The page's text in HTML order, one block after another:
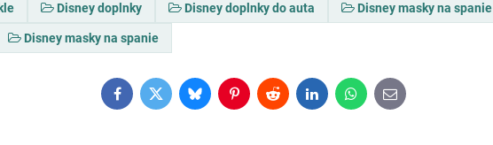
Disney doplnky Disney doplnky do auta Disney masky na spanie
Disney masky na spanie
FacebookTwitterBlueskyPinterestRedditLinkedInWhatsApp
E-
mail